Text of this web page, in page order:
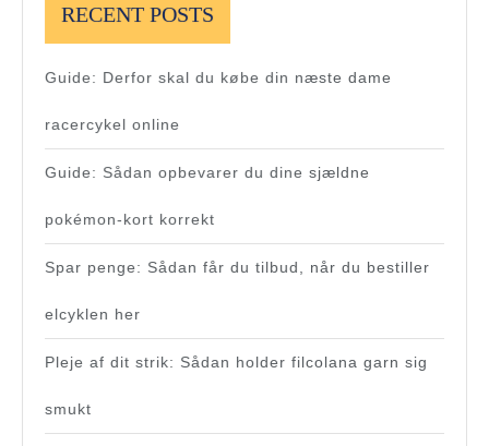
RECENT POSTS
Guide: Derfor skal du købe din næste dame
racercykel online
Guide: Sådan opbevarer du dine sjældne
pokémon-kort korrekt
Spar penge: Sådan får du tilbud, når du bestiller
elcyklen her
Pleje af dit strik: Sådan holder filcolana garn sig
smukt